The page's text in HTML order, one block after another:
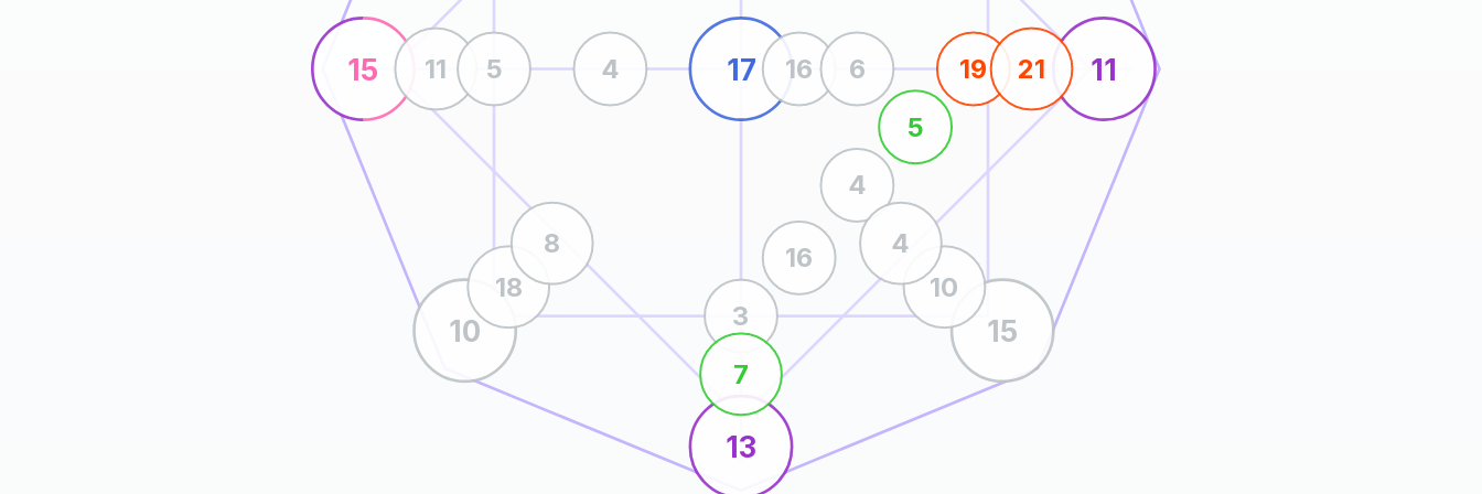
15 11
13
17
10 15
3
16
4
5
19
11 21
7
5 16 6
4
18
8
10
4